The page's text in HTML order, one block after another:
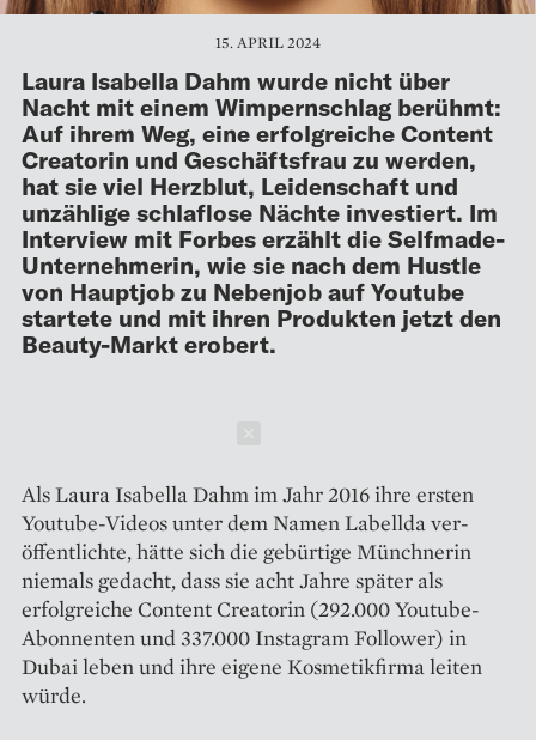
15. APRIL 2024
Laura Isabella Dahm wurde nicht über
Nacht mit einem Wimpernschlag berühmt:
Auf ihrem Weg, eine erfolgreiche Content
Creatorin und Geschäftsfrau zu werden,
hat sie viel Herzblut, Leidenschaft und
unzählige schlaflose Nächte investiert. Im
Interview mit Forbes erzählt die Selfmade-
Unternehmerin, wie sie nach dem Hustle
von Hauptjob zu Nebenjob auf Youtube
startete und mit ihren Produkten jetzt den
Beauty-Markt erobert.
Als Laura Isabella Dahm im Jahr 2016 ihre ersten
Youtube-Videos unter dem Namen Labellda ver­
öffentlichte, hätte sich die gebürtige Münchnerin
niemals gedacht, dass sie acht Jahre später als
erfolgreiche Content Creatorin (292.000 Youtube-
Abonnenten und 337.000 Instagram Follower) in
Dubai leben und ihre eigene Kosmetikfirma leiten
würde.